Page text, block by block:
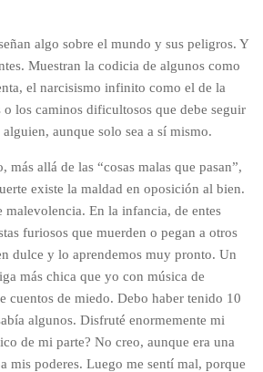
algo sobre el mundo y sus peligros. Y
Muestran la codicia de algunos como
el narcisismo infinito como el de la
los caminos dificultosos que debe seguir
aunque solo sea a sí mismo.
más allá de las “cosas malas que pasan”,
existe la maldad en oposición al bien.
malevolencia. En la infancia, de entes
furiosos que muerden o pegan a otros
dulce y lo aprendemos muy pronto. Un
más chica que yo con música de
cuentos de miedo. Debo haber tenido 10
algunos. Disfruté enormemente mi
de mi parte? No creo, aunque era una
mis poderes. Luego me sentí mal, porque